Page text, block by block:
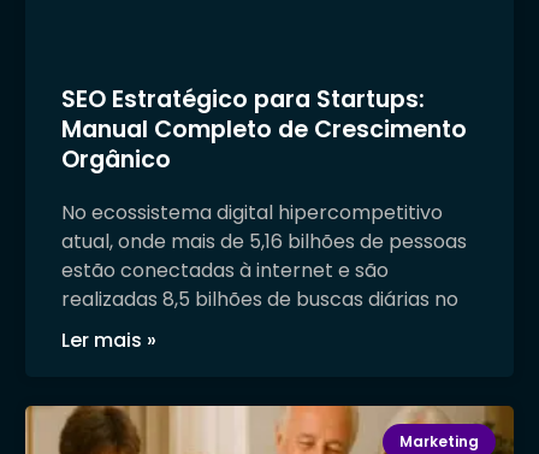
SEO Estratégico para Startups:
Manual Completo de Crescimento
Orgânico
No ecossistema digital hipercompetitivo
atual, onde mais de 5,16 bilhões de pessoas
estão conectadas à internet e são
realizadas 8,5 bilhões de buscas diárias no
Ler mais »
Marketing